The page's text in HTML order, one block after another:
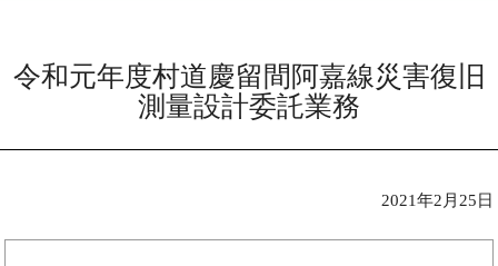
令和元年度村道慶留間阿嘉線災害復旧
測量設計委託業務
2021年2月25日